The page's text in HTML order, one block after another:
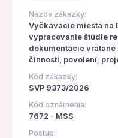
Názov zákazky:
Vyčkávacie miesta na
vypracovanie štúdie
dokumentácie
činností, povolení;
Kód zákazky:
SVP 9373/2026
Kód oznámenia:
7672 - MSS
Postup: